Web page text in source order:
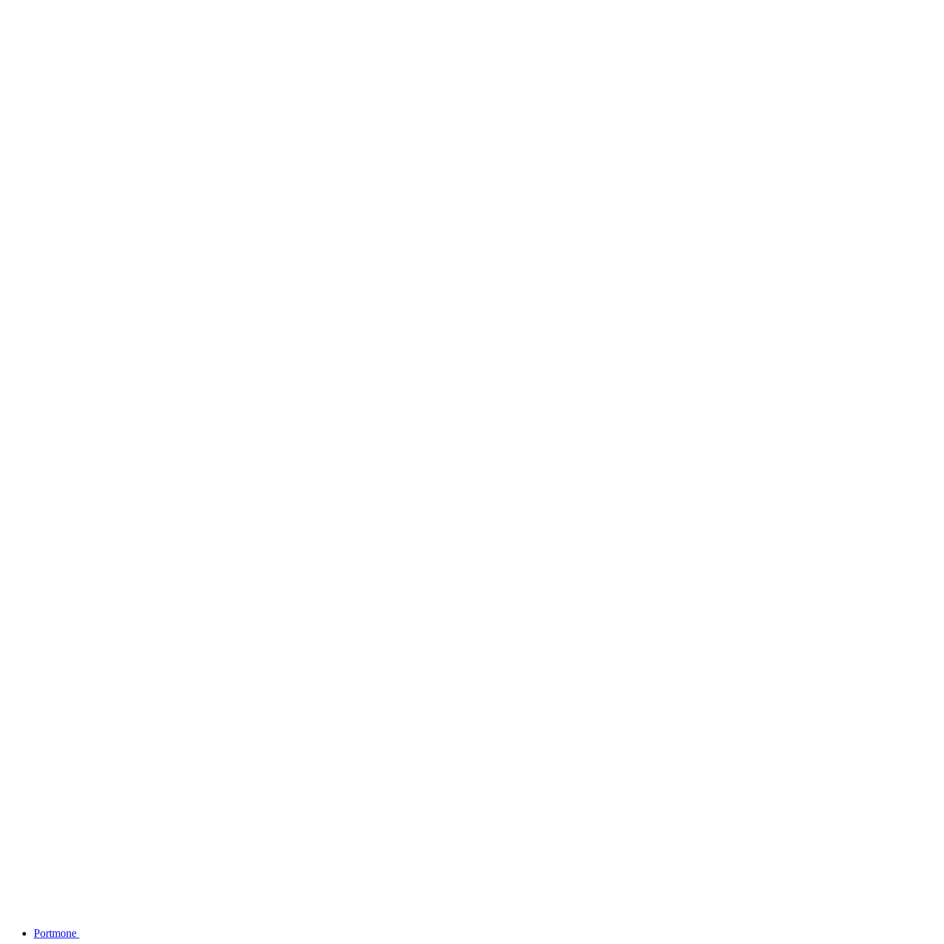
Portmone